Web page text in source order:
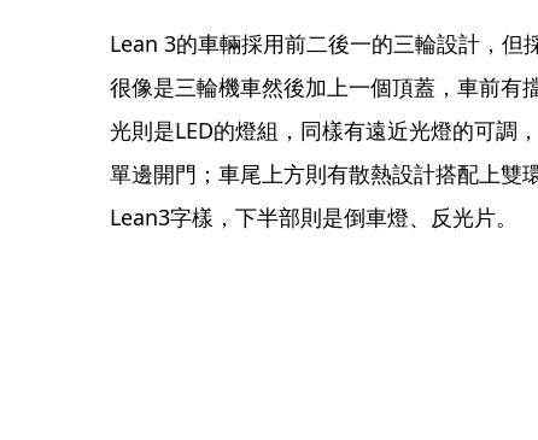
Lean 3的車輛採用前二後一的三輪設計，但
很像是三輪機車然後加上一個頂蓋，車前有
光則是LED的燈組，同樣有遠近光燈的可調
單邊開門；車尾上方則有散熱設計搭配上雙
Lean3字樣，下半部則是倒車燈、反光片。